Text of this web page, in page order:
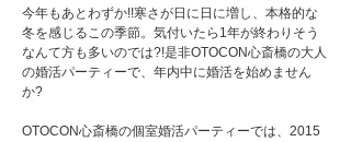
今年もあとわずか!!寒さが日に日に増し、本格的な
冬を感じるこの季節。気付いたら1年が終わりそう
なんて方も多いのでは?!是非OTOCON心斎橋の大人
の婚活パーティーで、年内中に婚活を始めません
か?
OTOCON心斎橋の個室婚活パーティーでは、2015